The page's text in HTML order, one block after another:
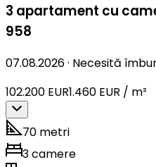
3 apartament cu
958
07.08.2026· Necesită
102.200 EUR1.460 EUR / m²
70 metri
3 camere